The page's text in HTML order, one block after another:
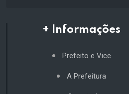
+ Informações
Prefeito e Vice
A Prefeitura